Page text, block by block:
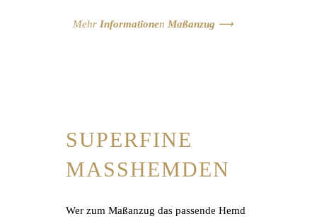
Mehr Informationen Maßanzug ⟶
SUPERFINE
MASSHEMDEN
Wer zum Maßanzug das passende Hemd